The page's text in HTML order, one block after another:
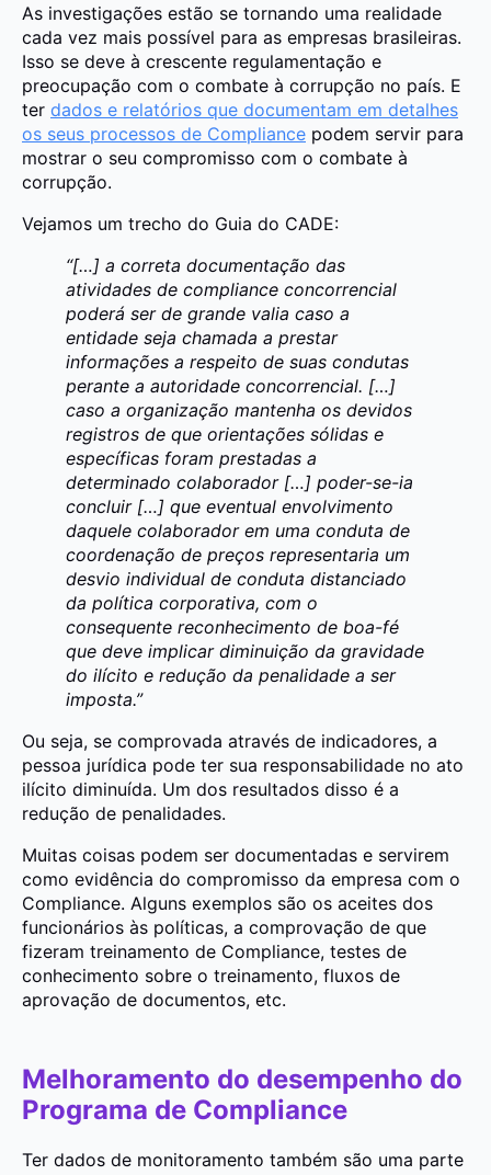
As investigações estão se tornando uma realidade
cada vez mais possível para as empresas brasileiras.
Isso se deve à crescente regulamentação e
preocupação com o combate à corrupção no país. E
ter dados e relatórios que documentam em detalhes
os seus processos de Compliance podem servir para
mostrar o seu compromisso com o combate à
corrupção.
Vejamos um trecho do Guia do CADE:
“[…] a correta documentação das
atividades de compliance concorrencial
poderá ser de grande valia caso a
entidade seja chamada a prestar
informações a respeito de suas condutas
perante a autoridade concorrencial. […]
caso a organização mantenha os devidos
registros de que orientações sólidas e
específicas foram prestadas a
determinado colaborador […] poder-se-ia
concluir […] que eventual envolvimento
daquele colaborador em uma conduta de
coordenação de preços representaria um
desvio individual de conduta distanciado
da política corporativa, com o
consequente reconhecimento de boa-fé
que deve implicar diminuição da gravidade
do ilícito e redução da penalidade a ser
imposta.”
Ou seja, se comprovada através de indicadores, a
pessoa jurídica pode ter sua responsabilidade no ato
ilícito diminuída. Um dos resultados disso é a
redução de penalidades.
Muitas coisas podem ser documentadas e servirem
como evidência do compromisso da empresa com o
Compliance. Alguns exemplos são os aceites dos
funcionários às políticas, a comprovação de que
fizeram treinamento de Compliance, testes de
conhecimento sobre o treinamento, fluxos de
aprovação de documentos, etc.
Melhoramento do desempenho do
Programa de Compliance
Ter dados de monitoramento também são uma parte